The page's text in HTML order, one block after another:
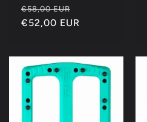
Prezzo
di
€58,00 EUR
scontato
€52,00 EUR